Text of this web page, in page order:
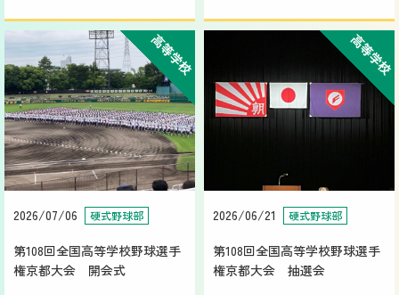
高等学校
2026/07/06 硬式野球部
第108回全国高等学校野球選手
権京都大会 開会式
高等学校
2026/06/21 硬式野球部
第108回全国高等学校野球選手
権京都大会 抽選会